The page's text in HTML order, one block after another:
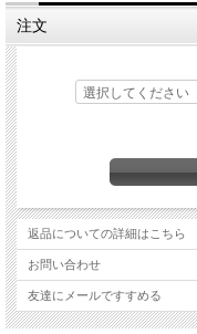
注文
返品についての詳細はこちら
お問い合わせ
友達にメールですすめる